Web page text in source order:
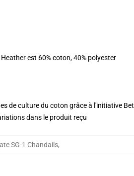
est 60% coton, 40% polyester
de culture du coton grâce à l'initiative
dans le produit reçu
SG-1 Chandails,